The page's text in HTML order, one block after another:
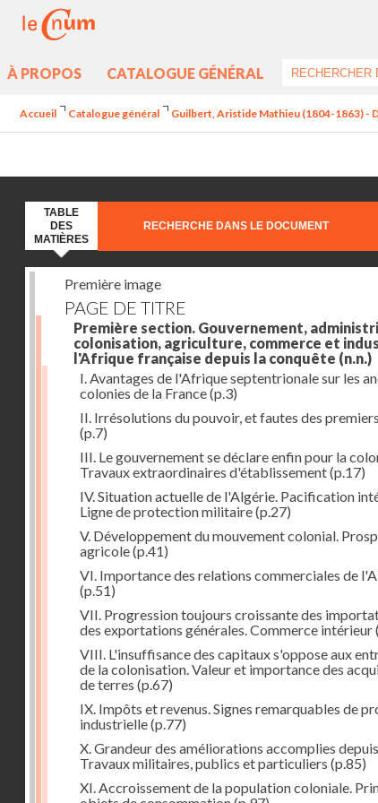
À PROPOS CATALOGUE GÉNÉRAL
Accueil Catalogue général Guilbert, Aristide Mathieu (1804-1863) -
TABLE
DES
MATIÈRES
RECHERCHE DANS LE DOCUMENT
Première image
PAGE DE TITRE
Première section. Gouvernement,
colonisation, agriculture, commerce et
l'Afrique française depuis la conquête (n.n.)
I. Avantages de l'Afrique septentrionale sur les
colonies de la France(p.3)
II. Irrésolutions du pouvoir, et fautes des
(p.7)
III. Le gouvernement se déclare enfin pour la
Travaux extraordinaires d'établissement(p.17)
IV. Situation actuelle de l'Algérie. Pacification
Ligne de protection militaire(p.27)
V. Développement du mouvement colonial.
agricole(p.41)
VI. Importance des relations commerciales de
(p.51)
VII. Progression toujours croissante des
des exportations générales. Commerce intérieur
VIII. L'insuffisance des capitaux s'oppose aux
de la colonisation. Valeur et importance des
de terres (p.67)
IX. Impôts et revenus. Signes remarquables de
industrielle(p.77)
X. Grandeur des améliorations accomplies
Travaux militaires, publics et particuliers (p.85)
XI. Accroissement de la population coloniale.